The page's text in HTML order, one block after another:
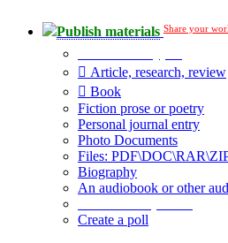
Publish materials Share your
Article, research, review
Book
Fiction prose or poetry
Personal journal entry
Photo Documents
Files:
Biography
An audiobook or other
Create a poll